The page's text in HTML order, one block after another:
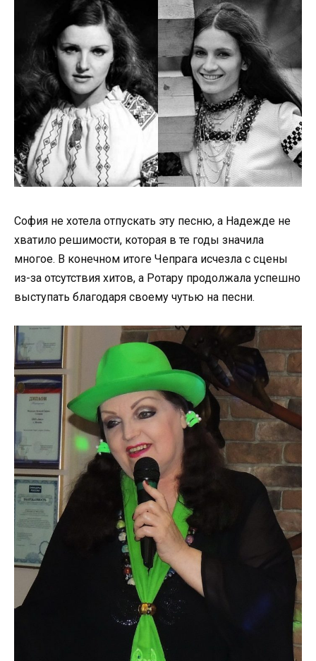
София не хотела отпускать эту песню, а Надежде не
хватило решимости, которая в те годы значила
многое. В конечном итоге Чепрага исчезла с сцены
из-за отсутствия хитов, а Ротару продолжала успешно
выступать благодаря своему чутью на песни.